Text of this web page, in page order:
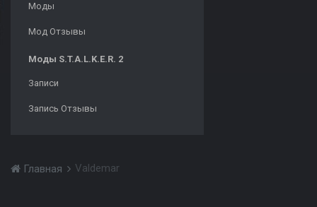
Моды
Мод Отзывы
Моды S.T.A.L.K.E.R. 2
Записи
Запись Отзывы
Главная Valdemar